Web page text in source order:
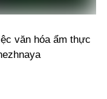
văn hóa ẩm thực